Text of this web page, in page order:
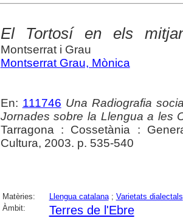
El Tortosí en els
Montserrat i Grau
Montserrat Grau, Mònica
En: 111746 Una Radiografia
Jornades sobre la Llengua a les
Tarragona : Cossetània :
Cultura, 2003. p. 535-540
Matèries: Llengua catalana; Varietats dialectals
Àmbit:
Terres de l'Ebre